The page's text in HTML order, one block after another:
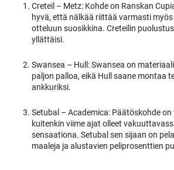
Creteil – Metz: Kohde on Ranskan
hyvä, että nälkää riittää varmasti
otteluun suosikkina. Creteilin
yllättäisi.
Swansea – Hull: Swansea on
paljon palloa, eikä Hull saane montaa
ankkuriksi.
Setubal – Academica: Päätöskohde
kuitenkin viime ajat olleet
sensaationa. Setubal sen sijaan on
maaleja ja alustavien peliprosenttien